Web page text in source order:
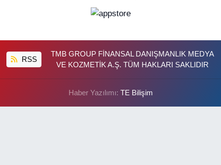
RSS
TMB GROUP FİNANSAL DANIŞMANLIK MEDYA
VE KOZMETİK A.Ş. TÜM HAKLARI SAKLIDIR
Haber Yazılımı: TE Bilişim